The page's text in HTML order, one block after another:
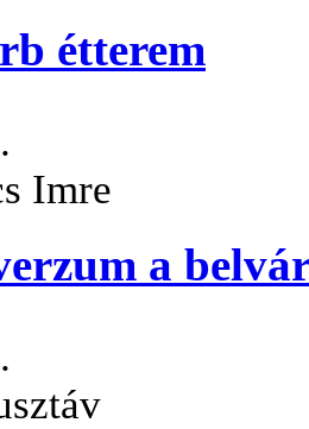
étterem
Imre
a